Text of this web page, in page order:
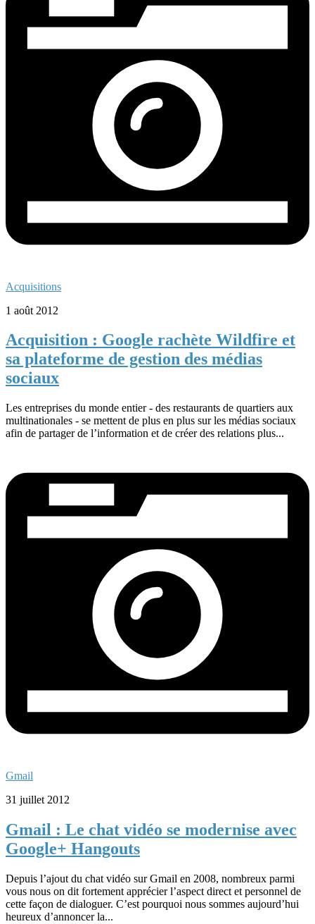
Acquisitions
1 août 2012
Acquisition : Google rachète Wildfire et
sa plateforme de gestion des médias
sociaux
Les entreprises du monde entier - des restaurants de quartiers aux
multinationales - se mettent de plus en plus sur les médias sociaux
afin de partager de l’information et de créer des relations plus...
Gmail
31 juillet 2012
Gmail : Le chat vidéo se modernise avec
Google+ Hangouts
Depuis l’ajout du chat vidéo sur Gmail en 2008, nombreux parmi
vous nous on dit fortement apprécier l’aspect direct et personnel de
cette façon de dialoguer. C’est pourquoi nous sommes aujourd’hui
heureux d’annoncer la...